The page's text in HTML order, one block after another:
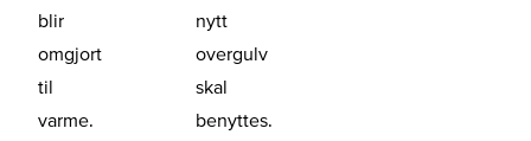
blir
omgjort
til
varme.
nytt
overgulv
skal
benyttes.